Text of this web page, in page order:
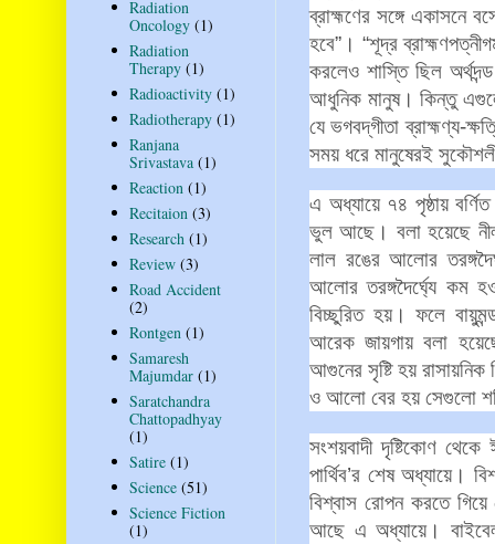
ব্রাহ্মণের সঙ্গে একাসনে
হবে” । “শূদ্র
করলেও শাস্তি ছিল অর্থদন্ড
আধুনিক মানুষ। কিন্তু
যে ভগবদ্‌গীতা ব্রাহ্মণ্য-
সময় ধরে মানুষেরই
এ অধ্যায়ে ৭৪ পৃষ্ঠায় বর্ণিত
ভুল আছে। বলা হয়েছে
লাল রঙের আলোর
আলোর তরঙ্গদৈর্ঘ্যে কম
বিচ্ছুরিত হয়। ফলে
আরেক জায়গায় বলা
আগুনের সৃষ্টি হয় রাসায়নিক
ও আলো বের হয় সেগুলো
সংশয়বাদী দৃষ্টিকোণ থেকে
পার্থিব’র শেষ অধ্যায়ে।
বিশ্বাস রোপন করতে গিয়ে
আছে এ অধ্যায়ে।
Radiation
Oncology (1)
Radiation
Therapy (1)
Radioactivity (1)
Radiotherapy (1)
Ranjana
Srivastava (1)
Reaction (1)
Recitaion (3)
Research (1)
Review (3)
Road Accident
(2)
Rontgen (1)
Samaresh
Majumdar (1)
Saratchandra
Chattopadhyay
(1)
Satire (1)
Science (51)
Science Fiction
(1)